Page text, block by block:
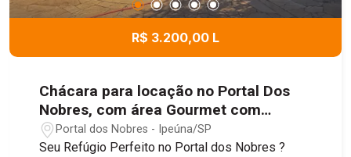
R$ 3.200,00 L
Chácara para locação no Portal Dos
Nobres, com área Gourmet com
churrasqueira, piscina, campo de
futebol e muito mais!
Portal dos Nobres - Ipeúna/SP
Seu Refúgio Perfeito no Portal dos Nobres ?